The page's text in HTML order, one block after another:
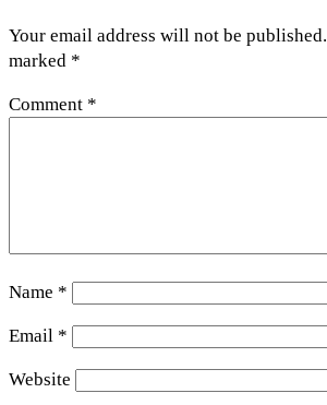
Your email address will not be published.
marked *
Comment *
Name *
Email *
Website